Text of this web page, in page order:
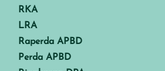
RKA
LRA
Raperda APBD
Perda APBD